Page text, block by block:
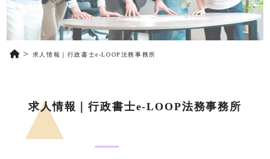
求人情報｜行政書士e-LOOP法務事務所
求人情報｜行政書士e-LOOP法務事務所